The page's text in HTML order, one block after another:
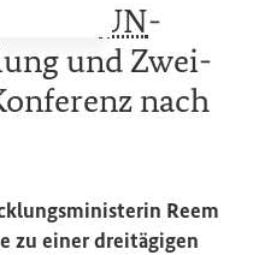
zu UN-
und Zwei-
nach
Reem
zu einer dreitägigen